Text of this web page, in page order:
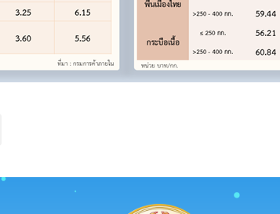
สัตว์ที่เกษตรกรขายได้ สัปดาห์ที่ 2 เดือนกรกฎาคม 2569
ราคาเฉลี่ยสินค้าปศุสัตว์ที่เกษตรกรขายได้ สัปดาห์ที่ 5 เดือนมิถุนาย